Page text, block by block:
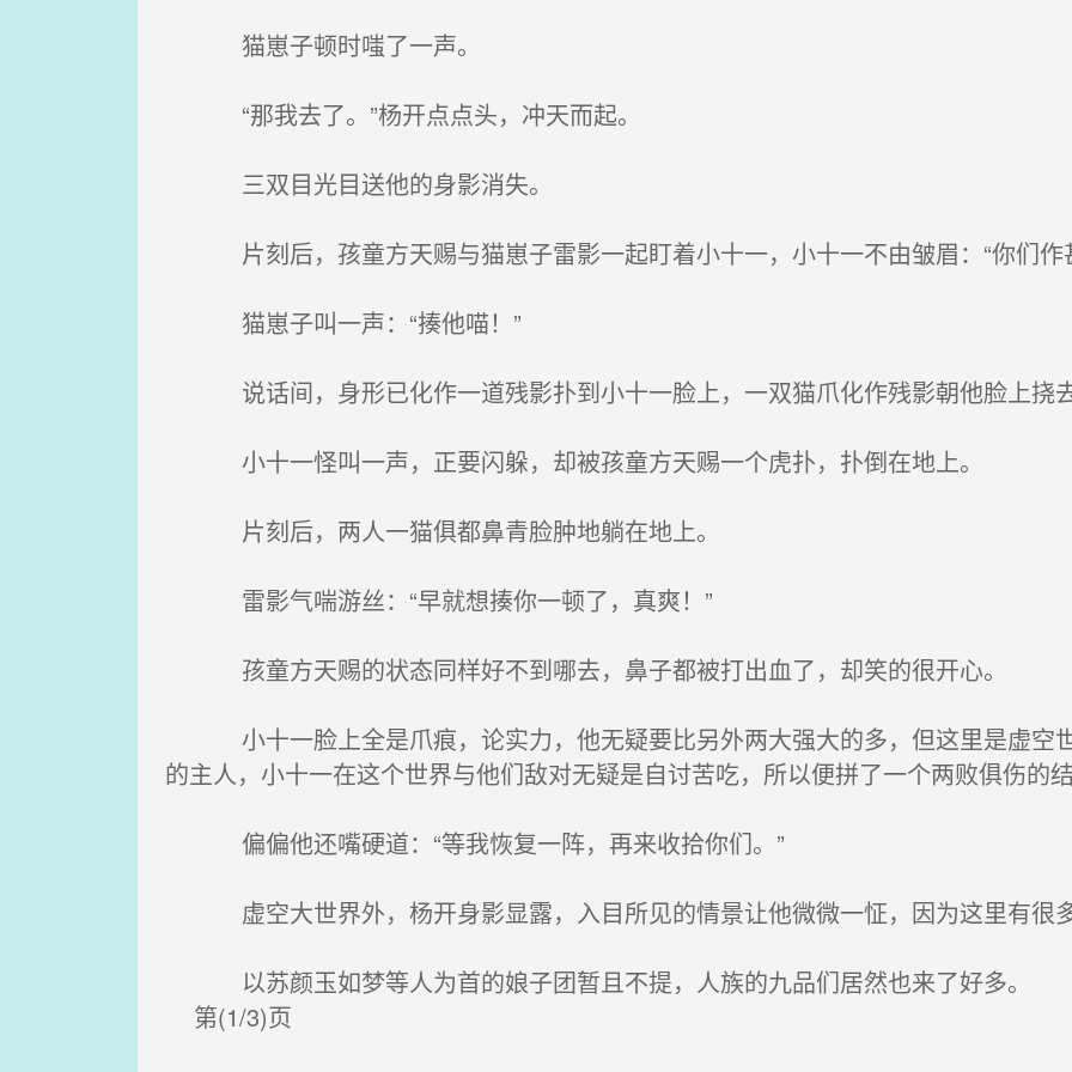
猫崽子顿时嗤了一声。
“那我去了。”杨开点点头，冲天而起。
三双目光目送他的身影消失。
片刻后，孩童方天赐与猫崽子雷影一起盯着小十一，小十一不由皱眉：“你们作
猫崽子叫一声：“揍他喵！”
说话间，身形已化作一道残影扑到小十一脸上，一双猫爪化作残影朝他脸上挠去
小十一怪叫一声，正要闪躲，却被孩童方天赐一个虎扑，扑倒在地上。
片刻后，两人一猫俱都鼻青脸肿地躺在地上。
雷影气喘游丝：“早就想揍你一顿了，真爽！”
孩童方天赐的状态同样好不到哪去，鼻子都被打出血了，却笑的很开心。
小十一脸上全是爪痕，论实力，他无疑要比另外两大强大的多，但这里是虚空
的主人，小十一在这个世界与他们敌对无疑是自讨苦吃，所以便拼了一个两败俱伤的结
偏偏他还嘴硬道：“等我恢复一阵，再来收拾你们。”
虚空大世界外，杨开身影显露，入目所见的情景让他微微一怔，因为这里有很多
以苏颜玉如梦等人为首的娘子团暂且不提，人族的九品们居然也来了好多。
第(1/3)页